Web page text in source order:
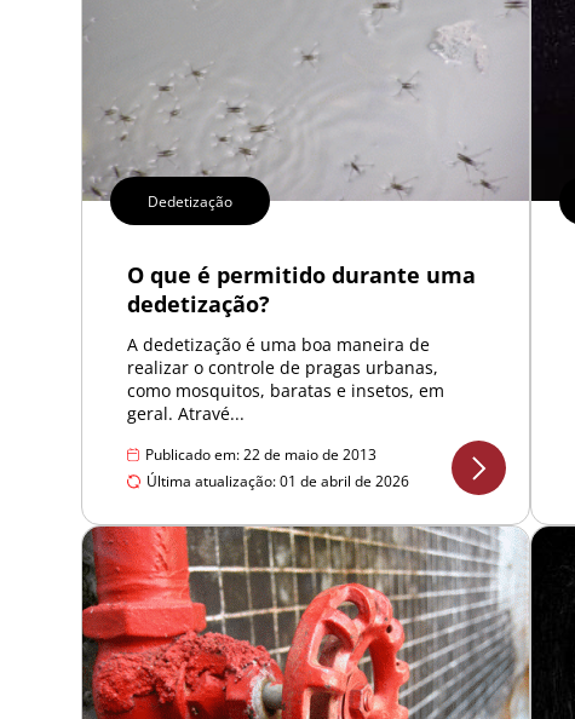
Dedetização
O que é permitido durante uma
dedetização?
A dedetização é uma boa maneira de
realizar o controle de pragas urbanas,
como mosquitos, baratas e insetos, em
geral. Atravé...
Publicado em: 22 de maio de 2013
Última atualização: 01 de abril de 2026